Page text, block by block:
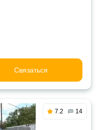
Связаться
7.2 14